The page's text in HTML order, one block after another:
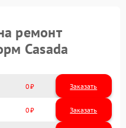
ремонт
Casada
0 Заказать
0 Заказать